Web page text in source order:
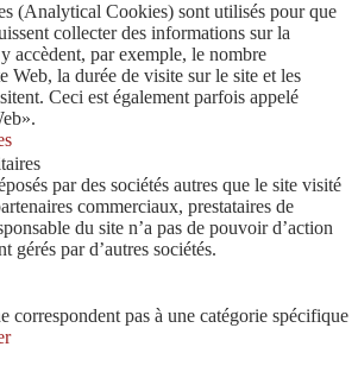
(Analytical Cookies) sont utilisés pour que
collecter des informations sur la
accèdent, par exemple, le nombre
Web, la durée de visite sur le site et les
Ceci est également parfois appelé
par des sociétés autres que le site visité
commerciaux, prestataires de
du site n’a pas de pouvoir d’action
gérés par d’autres sociétés.
correspondent pas à une catégorie spécifique